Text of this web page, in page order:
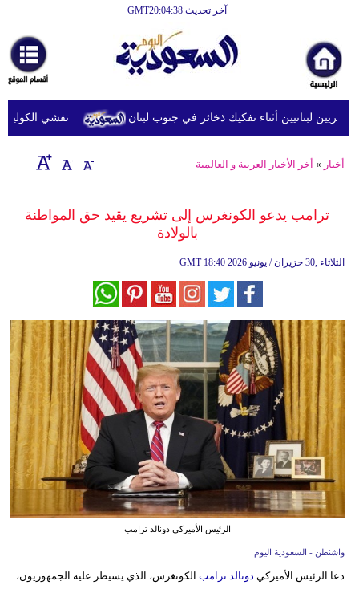
آخر تحديث GMT20:04:38
أخبارعاجلة
رياضة
ثقافة
إقتصاد
وموسيقى
سياحة
وسفر
ديكور
أخبار
إعلام
تعليم
علوم
تفشي الكوليرا في لبنانيين أثناء تفكيك ذخائر في جنوب لبنان
أخبار » أخر الأخبار العربية و العالمية
ترامب يدعو الكونغرس إلى تشريع يقيد حق المواطنة
بالولادة
GMT 18:40 2026 الثلاثاء ,30 حزيران / يونيو
الرئيس الأميركي دونالد ترامب
واشنطن - السعودية اليوم
دعا الرئيس الأميركي دونالد ترامب الكونغرس، الذي يسيطر عليه الجمهوريون،